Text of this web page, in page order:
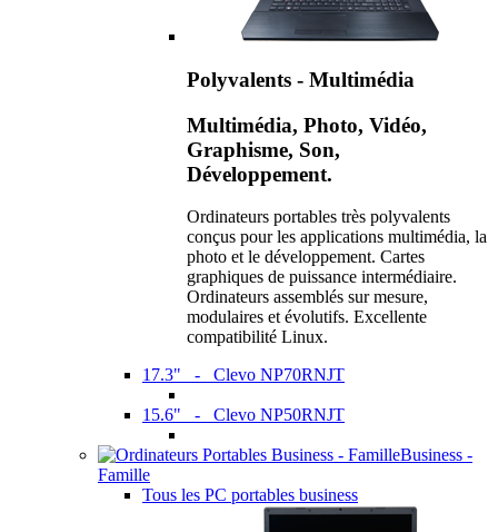
Polyvalents - Multimédia
Multimédia, Photo, Vidéo,
Graphisme, Son,
Développement.
Ordinateurs portables très polyvalents
conçus pour les applications multimédia, la
photo et le développement. Cartes
graphiques de puissance intermédiaire.
Ordinateurs assemblés sur mesure,
modulaires et évolutifs. Excellente
compatibilité Linux.
17.3" - Clevo NP70RNJT
15.6" - Clevo NP50RNJT
Business -
Famille
Tous les PC portables business